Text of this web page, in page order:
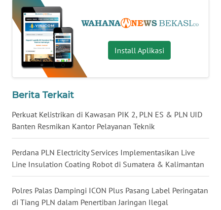
Install Aplikasi
Berita Terkait
Perkuat Kelistrikan di Kawasan PIK 2, PLN ES & PLN UID
Banten Resmikan Kantor Pelayanan Teknik
Perdana PLN Electricity Services Implementasikan Live
Line Insulation Coating Robot di Sumatera & Kalimantan
Polres Palas Dampingi ICON Plus Pasang Label Peringatan
di Tiang PLN dalam Penertiban Jaringan Ilegal
WN
TAPANULI
TENGAH
WN DELI
SERDANG
WN
TINGGI
PAKPAK
WN
KARAWANG